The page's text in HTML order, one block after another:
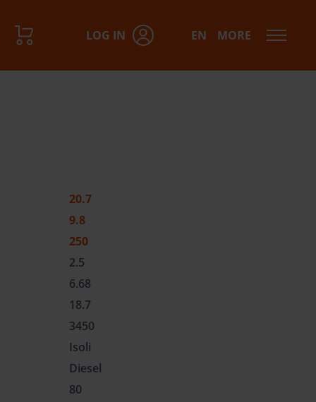
LOG IN EN MORE
20.7
9.8
250
2.5
6.68
18.7
3450
Isoli
Diesel
80